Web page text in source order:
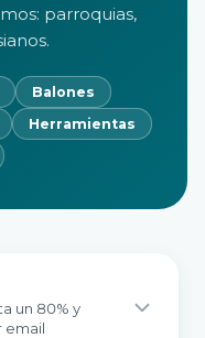
parroquias,
Balones
Herramientas
un 80% y
email